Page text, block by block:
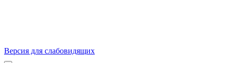
Версия для слабовидящих